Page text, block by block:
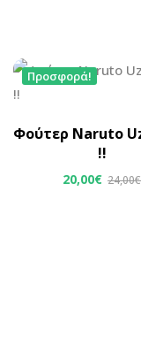
Προσφορά!
Φούτερ Naruto
!!
20,00€ 24,00€